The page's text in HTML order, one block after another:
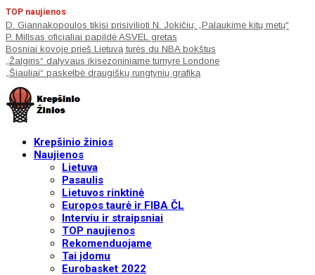
TOP naujienos
D. Giannakopoulos tikisi prisivilioti N. Jokičių: „Palaukime kitų metų“
P. Millsas oficialiai papildė ASVEL gretas
Bosniai kovoje prieš Lietuvą turės du NBA bokštus
„Žalgiris“ dalyvaus ikisezoniniame turnyre Londone
„Šiauliai“ paskelbė draugiškų rungtynių grafiką
Krepšinio žinios
Naujienos
Lietuva
Pasaulis
Lietuvos rinktinė
Europos taurė ir FIBA ČL
Interviu ir straipsniai
TOP naujienos
Rekomenduojame
Tai įdomu
Eurobasket 2022